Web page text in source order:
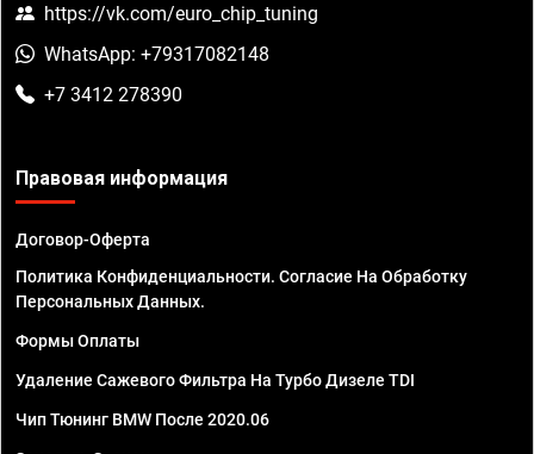
https://vk.com/euro_chip_tuning
WhatsApp: +79317082148
+7 3412 278390
Правовая информация
Договор-Оферта
Политика Конфиденциальности. Согласие На Обработку
Персональных Данных.
Формы Оплаты
Удаление Сажевого Фильтра На Турбо Дизеле TDI
Чип Тюнинг BMW После 2020.06